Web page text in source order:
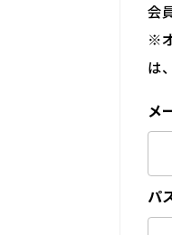
会
※
は
メ
パ